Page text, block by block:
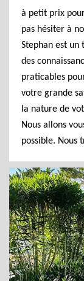
à petit prix
pas hésiter à
Stephan est un
des
praticables
votre grande
la nature de
Nous allons
possible. Nous